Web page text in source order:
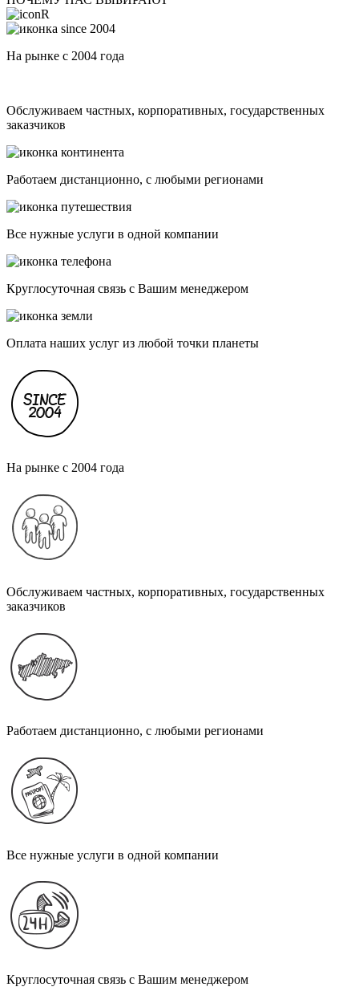
На рынке с 2004 года
Обслуживаем частных, корпоративных, государственных
заказчиков
Работаем дистанционно, с любыми регионами
Все нужные услуги в одной компании
Круглосуточная связь с Вашим менеджером
Оплата наших услуг из любой точки планеты
На рынке с 2004 года
Обслуживаем частных, корпоративных, государственных
заказчиков
Работаем дистанционно, с любыми регионами
Все нужные услуги в одной компании
Круглосуточная связь с Вашим менеджером